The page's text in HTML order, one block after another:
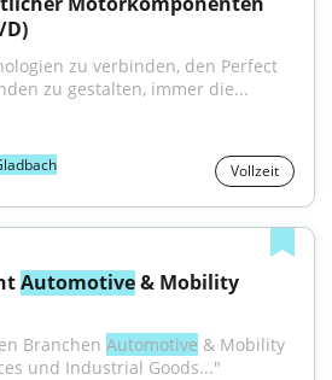
D)
zu verbinden, den Perfect
zu gestalten, immer die...
Vollzeit
Automotive & Mobility
Branchen Automotive & Mobility
und Industrial Goods..."